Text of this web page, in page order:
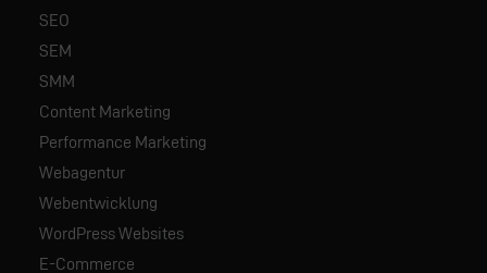
SEO
SEM
SMM
Content Marketing
Performance Marketing
Webagentur
Webentwicklung
WordPress Websites
E-Commerce